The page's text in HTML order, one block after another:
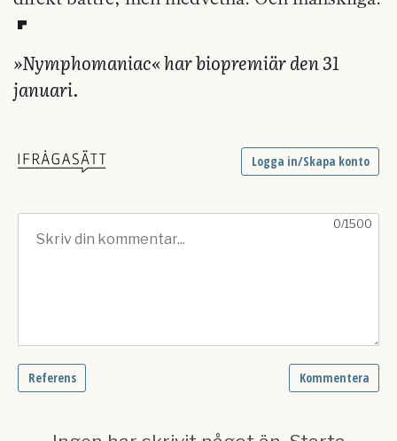
»Nymphomaniac« har biopremiär den 31
januari.